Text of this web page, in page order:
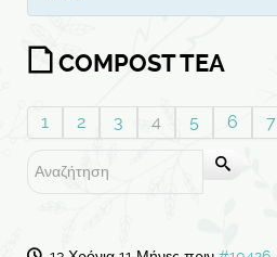
COMPOST TEA
1 2 3 4 5 6 7